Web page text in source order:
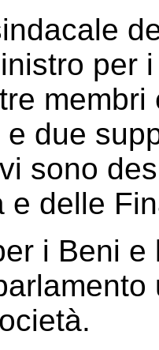
per
due
sono
e delle
i Beni